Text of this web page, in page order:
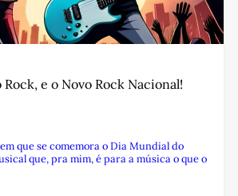
e o Novo Rock Nacional!
que se comemora o Dia Mundial do
que, pra mim, é para a música o que o